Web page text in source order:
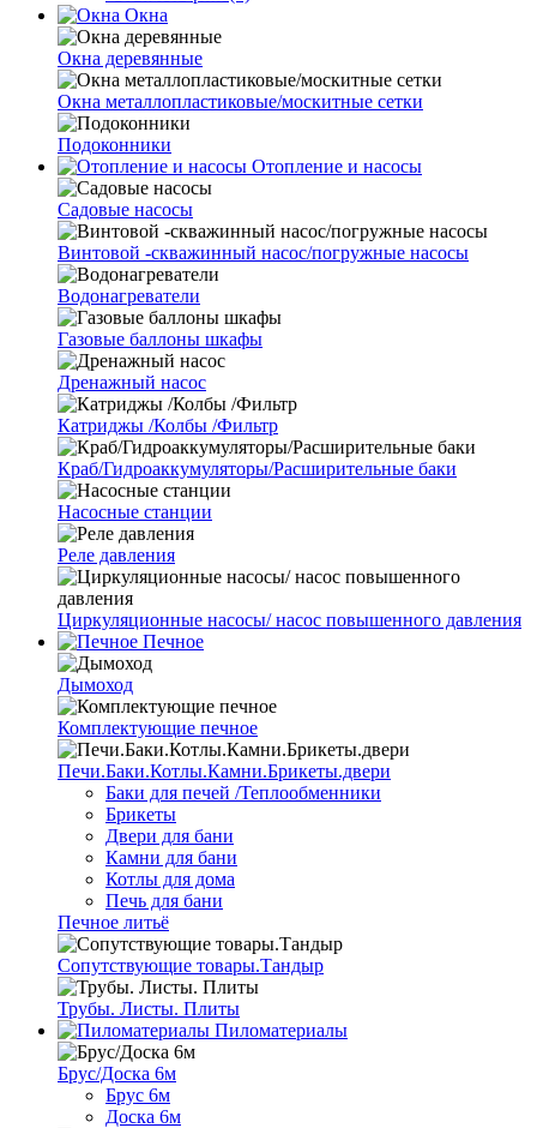
Окна
Окна деревянные
Окна металлопластиковые/москитные сетки
Подоконники
Отопление и насосы
Cадовые насосы
Винтовой -скважинный насос/погружные насосы
Водонагреватели
Газовые баллоны шкафы
Дренажный насос
Катриджы /Колбы /Фильтр
Краб/Гидроаккумуляторы/Расширительные баки
Насосные станции
Реле давления
Циркуляционные насосы/ насос повышенного давления
Печное
Дымоход
Комплектующие печное
Печи.Баки.Котлы.Камни.Брикеты.двери
Баки для печей /Теплообменники
Брикеты
Двери для бани
Камни для бани
Котлы для дома
Печь для бани
Печное литьё
Сопутствующие товары.Тандыр
Трубы. Листы. Плиты
Пиломатериалы
Брус/Доска 6м
Брус 6м
Доска 6м